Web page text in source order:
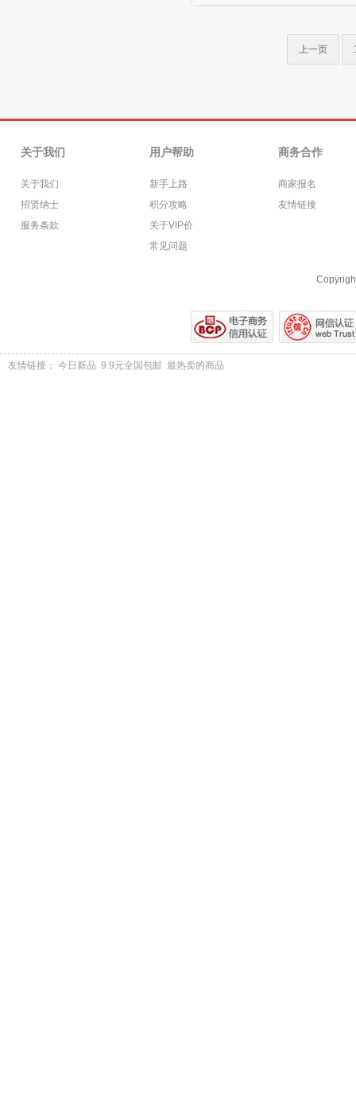
上一页
关于我们
关于我们
招贤纳士
服务条款
用户帮助
新手上路
积分攻略
关于VIP价
常见问题
商务合作
商家报名
友情链接
友情链接： 今日新品 9.9元全国包邮 最热卖的商品